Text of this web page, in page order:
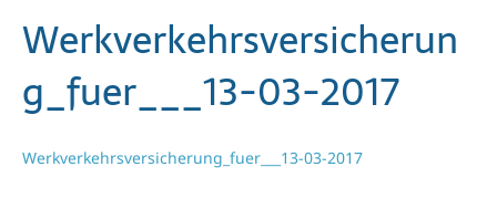
Werkverkehrsversicherun
g_fuer___13-03-2017
Werkverkehrsversicherung_fuer___13-03-2017